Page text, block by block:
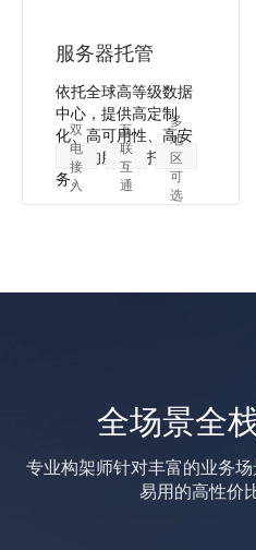
服务器托管
依托全球高等级数据
中心，提供高定制
化、高可用性、高安
全性的服务器托管服
务。
双
电
接
入
互
联
互
通
多
地
区
可
选
全场景全
专业构架师针对丰富的业务场
易用的高性价